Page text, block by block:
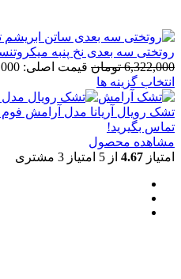
روتختی سه بعدی نخ پنبه
6,322,000 تومان قیمت اصلی: 6,322,000 تومان بود.
انتخاب گزینه ها
تشک رویال آریانا مدل آرامش
تماس بگیرید!
مشاهده محصول
امتیاز 4.67 از 5 امتیاز 3 مشتری